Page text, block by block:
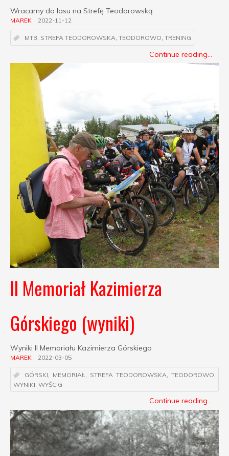
Wracamy do lasu na Strefę Teodorowską
MAREK 2022-11-12
MTB, STREFA TEODOROWSKA, TEODOROWO, TRENING
Continue reading...
II Memoriał Kazimierza
Górskiego (wyniki)
Wyniki II Memoriału Kazimierza Górskiego
MAREK 2022-03-05
GÓRSKI, MEMORIAŁ, STREFA TEODOROWSKA, TEODOROWO,
WYNIKI, WYŚCIG
Continue reading...